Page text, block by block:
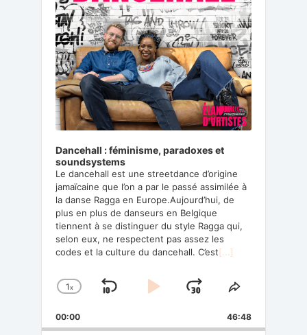
Dancehall : féminisme, paradoxes et
soundsystems
Le dancehall est une streetdance d’origine
jamaïcaine que l’on a par le passé assimilée à
la danse Ragga en Europe.Aujourd’hui, de
plus en plus de danseurs en Belgique
tiennent à se distinguer du style Ragga qui,
selon eux, ne respectent pas assez les
codes et la culture du dancehall. C’est[...]
Change
Rate
1x
Skip
PlayJump
Forward
Share
Episode
00:00 46:48